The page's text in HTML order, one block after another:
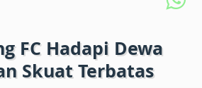
FC Hadapi Dewa
Skuat Terbatas